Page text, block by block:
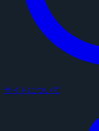
サイトについて